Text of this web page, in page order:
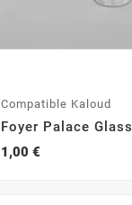
Compatible Kaloud
Foyer Palace Glass
1,00 €